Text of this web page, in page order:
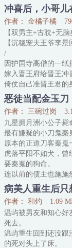
强。
问：被兄弟俩霸榜是
答：他们杀疯了，根
就这样，一不小心
宰辅。
事业高峰，同时他把
有个反正文已完结
冲喜后，小哥儿
作者： 金橘子橘
【双男主+古耽+无
【沉稳宠夫王爷李
/
因护国寺高僧的一纸
嫁入晋王府给晋王冲
倚仗自己准晋王君的
全出了
出嫁后，林宵更是一
什么侍郎公子太师
仇当场就报了
林宵在外面妥妥的一
而在自家王爷面前，
“王爷，我可是你的
恶徒当配金玉刀
作者： 三碗过岗
九星拥月洲小公子毙
最有嫌疑的小刀鬼秦
原本的正道刀客秦嵬
虎落平阳不如犬，曾
要秦嵬的狗命。
连以前的债主也施施
秦嵬两手一拍，分文
债主将他上下一打量
秦嵬将债主上下一打
他看债主也很有几分
*
小刀鬼秦嵬年少成名
病美人重生后只
作者： 和灼 1.09
温屿被男友和知心好
死去。
温屿重生回到还没跟
的死对头上了床。